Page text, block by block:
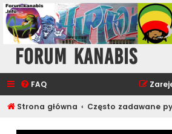
Forum Kanabis
FAQ
Strona główna Często zadawane